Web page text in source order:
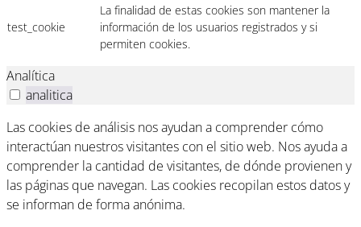
test_cookie
La finalidad de estas cookies son mantener la
información de los usuarios registrados y si
permiten cookies.
Analítica
analitica
Las cookies de análisis nos ayudan a comprender cómo
interactúan nuestros visitantes con el sitio web. Nos ayuda a
comprender la cantidad de visitantes, de dónde provienen y
las páginas que navegan. Las cookies recopilan estos datos y
se informan de forma anónima.